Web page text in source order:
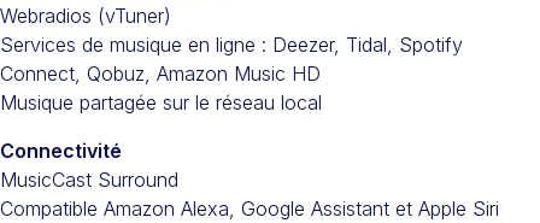
Webradios (vTuner)
Services de musique en ligne : Deezer, Tidal, Spotify
Connect, Qobuz, Amazon Music HD
Musique partagée sur le réseau local
Connectivité
MusicCast Surround
Compatible Amazon Alexa, Google Assistant et Apple Siri